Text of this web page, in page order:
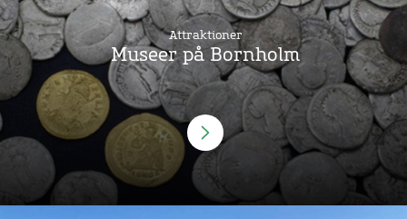
Attraktioner
Museer på Bornholm